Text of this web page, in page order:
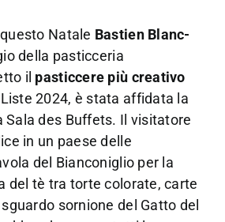
Natale Bastien Blanc-
della pasticceria
il pasticcere più creativo
2024, è stata affidata la
Sala des Buffets. Il visitatore
in un paese delle
del Bianconiglio per la
del tè tra torte colorate, carte
sornione del Gatto del